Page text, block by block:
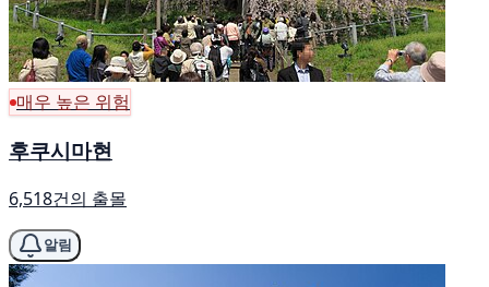
매우 높은 위험
후쿠시마현
6,518건의 출몰
알림